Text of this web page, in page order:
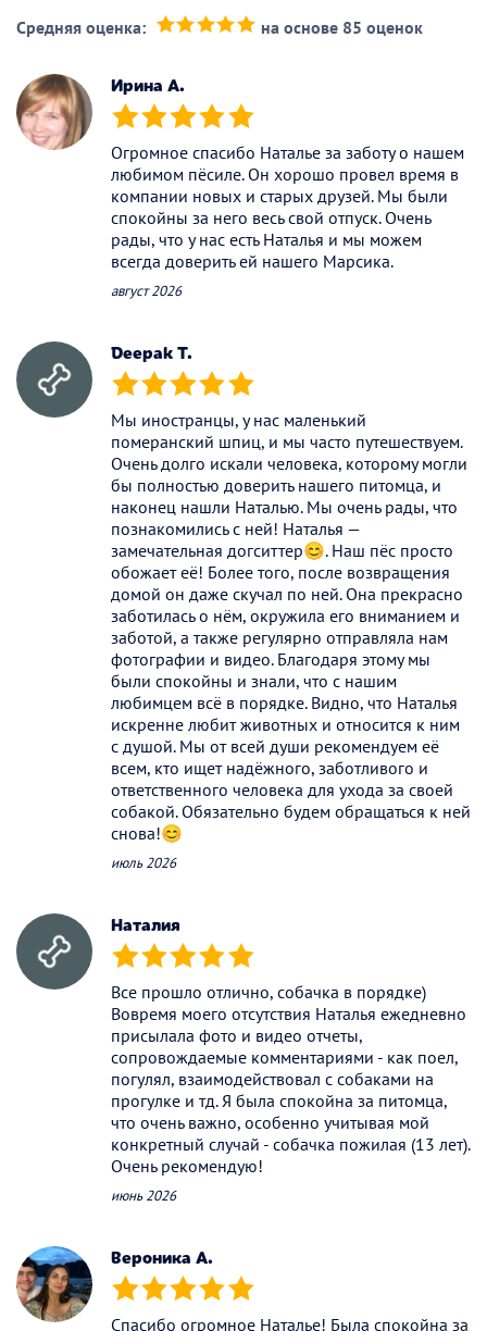
Средняя оценка: на основе 85 оценок
Ирина А.
(*) (*) (*) (*) (*)
Огромное спасибо Наталье за заботу о нашем
любимом пёсиле. Он хорошо провел время в
компании новых и старых друзей. Мы были
спокойны за него весь свой отпуск. Очень
рады, что у нас есть Наталья и мы можем
всегда доверить ей нашего Марсика.
август 2026
Deepak T.
(*) (*) (*) (*) (*)
Мы иностранцы, у нас маленький
померанский шпиц, и мы часто путешествуем.
Очень долго искали человека, которому могли
бы полностью доверить нашего питомца, и
наконец нашли Наталью. Мы очень рады, что
познакомились с ней! Наталья —
замечательная догситтер😊. Наш пёс просто
обожает её! Более того, после возвращения
домой он даже скучал по ней. Она прекрасно
заботилась о нём, окружила его вниманием и
заботой, а также регулярно отправляла нам
фотографии и видео. Благодаря этому мы
были спокойны и знали, что с нашим
любимцем всё в порядке. Видно, что Наталья
искренне любит животных и относится к ним
с душой. Мы от всей души рекомендуем её
всем, кто ищет надёжного, заботливого и
ответственного человека для ухода за своей
собакой. Обязательно будем обращаться к ней
снова!😊
июль 2026
Наталия
(*) (*) (*) (*) (*)
Все прошло отлично, собачка в порядке)
Вовремя моего отсутствия Наталья ежедневно
присылала фото и видео отчеты,
сопровождаемые комментариями - как поел,
погулял, взаимодействовал с собаками на
прогулке и тд. Я была спокойна за питомца,
что очень важно, особенно учитывая мой
конкретный случай - собачка пожилая (13 лет).
Очень рекомендую!
июнь 2026
Вероника А.
(*) (*) (*) (*) (*)
Спасибо огромное Наталье! Была спокойна за